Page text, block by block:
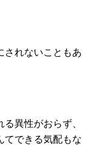
されないこともあ
異性がおらず、
てできる気配もな